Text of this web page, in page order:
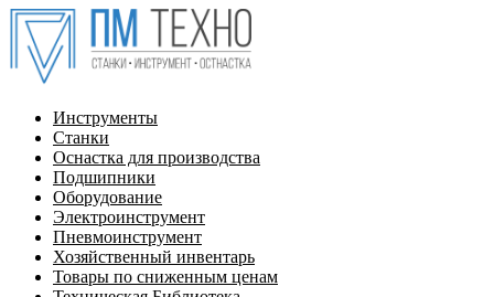
Инструменты
Станки
Оснастка для производства
Подшипники
Оборудование
Электроинструмент
Пневмоинструмент
Хозяйственный инвентарь
Товары по сниженным ценам